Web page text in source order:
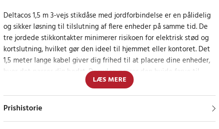
Deltacos 1,5 m 3-vejs stikdåse med jordforbindelse er en pålidelig
og sikker løsning til tilslutning af flere enheder på samme tid. De
tre jordede stikkontakter minimerer risikoen for elektrisk stød og
kortslutning, hvilket gør den ideel til hjemmet eller kontoret. Det
1,5 meter lange kabel giver dig frihed til at placere dine enheder,
hvor det passer dig bedst. Desuden passer den hvide farve til
både moderne og klassisk indretning.
Ideel til både hjem og kontor
LÆS MERE
Prishistorie